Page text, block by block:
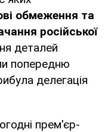
обмеження та
російської
деталей
попередню
делегація
прем'єр-